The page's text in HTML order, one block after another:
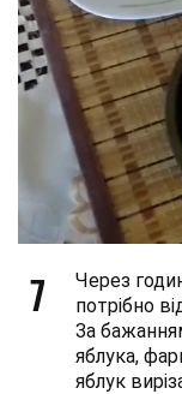
7
Через
потрібно
За
яблука,
яблук